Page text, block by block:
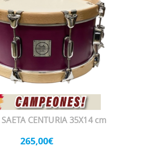
CENTURIA 35X14 cm
265,00€